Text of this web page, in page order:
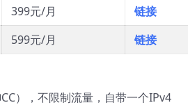
399元/月
链接
599元/月 链接
），不限制流量，自带一个IPv4